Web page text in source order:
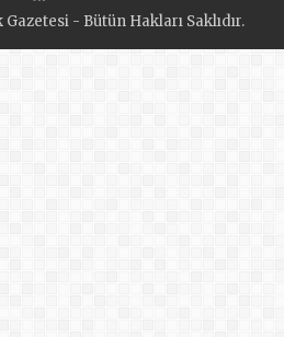
- Bütün Hakları Saklıdır.